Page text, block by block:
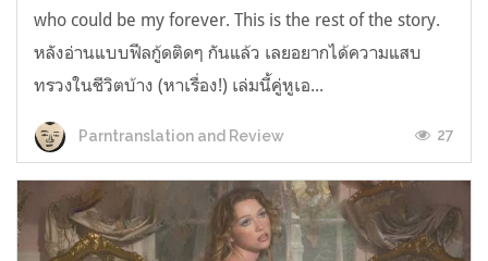
who could be my forever. This is the rest of the story.
หลังอ่านแบบฟีลกู้ดติดๆ กันแล้ว เลยอยากได้ความแสบ
ทรวงในชีวิตบ้าง (หาเรื่อง!) เล่มนี้คู่หูเอ...
Parntranslation and Review 27